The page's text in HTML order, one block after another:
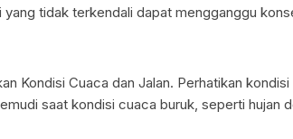
yang tidak terkendali dapat mengganggu
Kondisi Cuaca dan Jalan. Perhatikan
saat kondisi cuaca buruk, seperti hujan